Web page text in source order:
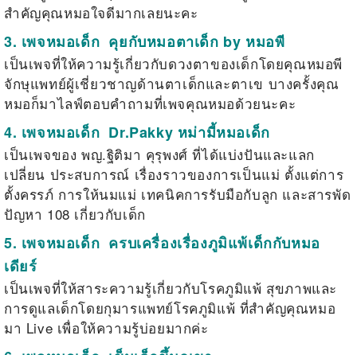
สำคัญคุณหมอใจดีมากเลยนะคะ
3. เพจหมอเด็ก คุยกับหมอตาเด็ก by หมอพี
เป็นเพจที่ให้ความรู้เกี่ยวกับดวงตาของเด็กโดยคุณหมอพี
จักษุแพทย์ผู้เชี่ยวชาญด้านตาเด็กและตาเข บางครั้งคุณ
หมอก็มาไลฟ์ตอบคำถามที่เพจคุณหมอด้วยนะคะ
4. เพจหมอเด็ก Dr.Pakky หม่ามี้หมอเด็ก
เป็นเพจของ พญ.ฐิติมา คุรุพงศ์ ที่ได้แบ่งปันและแลก
เปลี่ยน ประสบการณ์ เรื่องราวของการเป็นแม่ ตั้งแต่การ
ตั้งครรภ์ การให้นมแม่ เทคนิคการรับมือกับลูก และสารพัด
ปัญหา 108 เกี่ยวกับเด็ก
5. เพจหมอเด็ก ครบเครื่องเรื่องภูมิแพ้เด็กกับหมอ
เดียร์
เป็นเพจที่ให้สาระความรู้เกี่ยวกับโรคภูมิแพ้ สุขภาพและ
การดูแลเด็กโดยกุมารแพทย์โรคภูมิแพ้ ที่สำคัญคุณหมอ
มา Live เพื่อให้ความรู้บ่อยมากค่ะ